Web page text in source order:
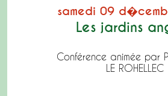
samedi 09
Les jardins
Conférence animée par
LE ROHELLEC